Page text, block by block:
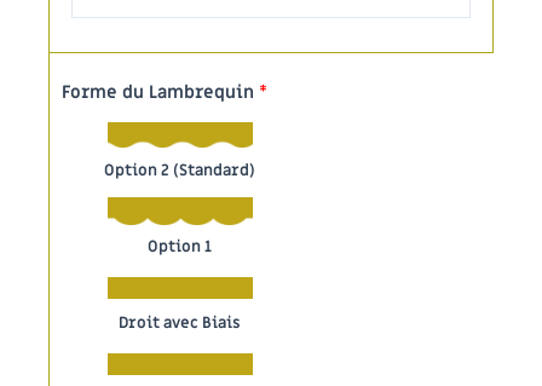
Forme du Lambrequin *
Option 2 (Standard)
Option 1
Droit avec Biais